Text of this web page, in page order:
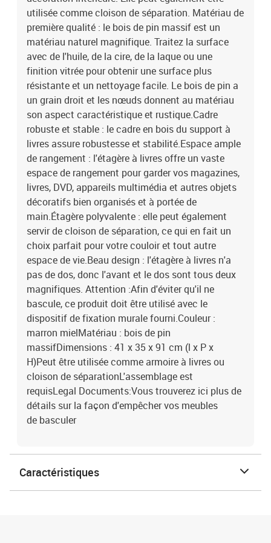
utilisée comme cloison de séparation. Matériau de
première qualité : le bois de pin massif est un
matériau naturel magnifique. Traitez la surface
avec de l'huile, de la cire, de la laque ou une
finition vitrée pour obtenir une surface plus
résistante et un nettoyage facile. Le bois de pin a
un grain droit et les nœuds donnent au matériau
son aspect caractéristique et rustique.Cadre
robuste et stable : le cadre en bois du support à
livres assure robustesse et stabilité.Espace ample
de rangement : l'étagère à livres offre un vaste
espace de rangement pour garder vos magazines,
livres, DVD, appareils multimédia et autres objets
décoratifs bien organisés et à portée de
main.Étagère polyvalente : elle peut également
servir de cloison de séparation, ce qui en fait un
choix parfait pour votre couloir et tout autre
espace de vie.Beau design : l'étagère à livres n'a
pas de dos, donc l'avant et le dos sont tous deux
magnifiques. Attention :Afin d'éviter qu'il ne
bascule, ce produit doit être utilisé avec le
dispositif de fixation murale fourni.Couleur :
marron mielMatériau : bois de pin
massifDimensions : 41 x 35 x 91 cm (l x P x
H)Peut être utilisée comme armoire à livres ou
cloison de séparationL'assemblage est
requisLegal Documents:Vous trouverez ici plus de
détails sur la façon d'empêcher vos meubles
de basculer
Caractéristiques